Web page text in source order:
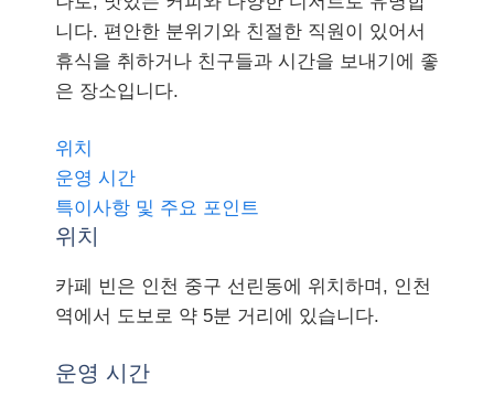
니다. 편안한 분위기와 친절한 직원이 있어서
휴식을 취하거나 친구들과 시간을 보내기에 좋
은 장소입니다.
위치
운영 시간
특이사항 및 주요 포인트
위치
카페 빈은 인천 중구 선린동에 위치하며, 인천
역에서 도보로 약 5분 거리에 있습니다.
운영 시간